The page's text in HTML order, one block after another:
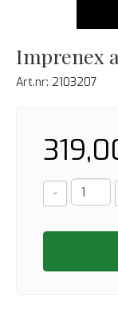
Imprenex
Art.nr: 2103207
-